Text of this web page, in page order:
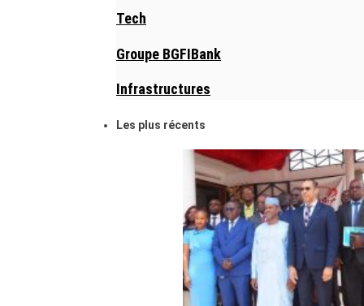
Tech
Groupe BGFIBank
Infrastructures
Les plus récents